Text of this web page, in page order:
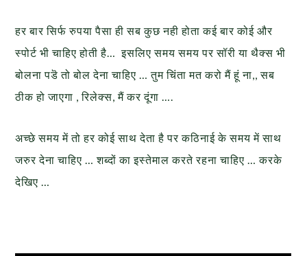
हर बार सिर्फ रुपया पैसा ही सब कुछ नही होता कई बार कोई और
स्पोर्ट भी चाहिए होती है… इसलिए समय समय पर सॉरी या थैक्स भी
बोलना पडॆ तो बोल देना चाहिए … तुम चिंता मत करो मैं हूं ना,, सब
ठीक हो जाएगा , रिलेक्स, मैं कर दूंगा ….
अच्छे समय में तो हर कोई साथ देता है पर कठिनाई के समय में साथ
जरुर देना चाहिए … शब्दों का इस्तेमाल करते रहना चाहिए … करके
देखिए …